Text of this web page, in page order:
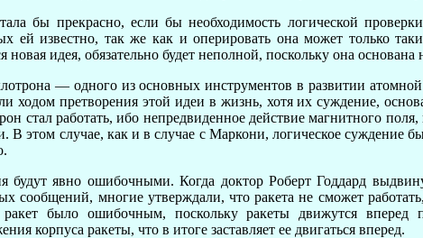
бы прекрасно, если бы необходимость логической
ей известно, так же как и оперировать она может только
идея, обязательно будет неполной, поскольку она основана
— одного из основных инструментов в развитии
ходом претворения этой идеи в жизнь, хотя их суждение,
стал работать, ибо непредвиденное действие магнитного
этом случае, как и в случае с Маркони, логическое суждение
будут явно ошибочными. Когда доктор Роберт Годдард
многие утверждали, что ракета не сможет
ракет было ошибочным, поскольку ракеты движутся вперед
корпуса ракеты, что в итоге заставляет ее двигаться вперед.